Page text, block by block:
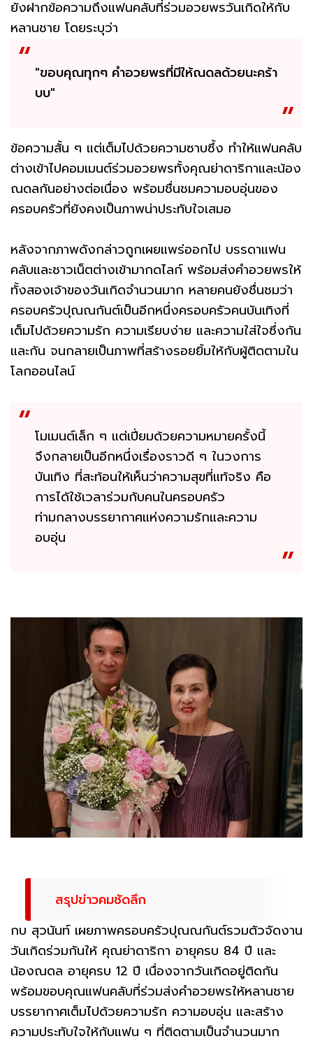
ยังฝากข้อความถึงแฟนคลับที่ร่วมอวยพรวันเกิดให้กับ
หลานชาย โดยระบุว่า
"ขอบคุณทุกๆ คำอวยพรที่มีให้ณดลด้วยนะคร้า
บบ"
ข้อความสั้น ๆ แต่เต็มไปด้วยความซาบซึ้ง ทำให้แฟนคลับ
ต่างเข้าไปคอมเมนต์ร่วมอวยพรทั้งคุณย่าดาริกาและน้อง
ณดลกันอย่างต่อเนื่อง พร้อมชื่นชมความอบอุ่นของ
ครอบครัวที่ยังคงเป็นภาพน่าประทับใจเสมอ
หลังจากภาพดังกล่าวถูกเผยแพร่ออกไป บรรดาแฟน
คลับและชาวเน็ตต่างเข้ามากดไลก์ พร้อมส่งคำอวยพรให้
ทั้งสองเจ้าของวันเกิดจำนวนมาก หลายคนยังชื่นชมว่า
ครอบครัวปุณณกันต์เป็นอีกหนึ่งครอบครัวคนบันเทิงที่
เต็มไปด้วยความรัก ความเรียบง่าย และความใส่ใจซึ่งกัน
และกัน จนกลายเป็นภาพที่สร้างรอยยิ้มให้กับผู้ติดตามใน
โลกออนไลน์
โมเมนต์เล็ก ๆ แต่เปี่ยมด้วยความหมายครั้งนี้
จึงกลายเป็นอีกหนึ่งเรื่องราวดี ๆ ในวงการ
บันเทิง ที่สะท้อนให้เห็นว่าความสุขที่แท้จริง คือ
การได้ใช้เวลาร่วมกับคนในครอบครัว
ท่ามกลางบรรยากาศแห่งความรักและความ
อบอุ่น
สรุปข่าวคมชัดลึก
กบ สุวนันท์ เผยภาพครอบครัวปุณณกันต์รวมตัวจัดงาน
วันเกิดร่วมกันให้ คุณย่าดาริกา อายุครบ 84 ปี และ
น้องณดล อายุครบ 12 ปี เนื่องจากวันเกิดอยู่ติดกัน
พร้อมขอบคุณแฟนคลับที่ร่วมส่งคำอวยพรให้หลานชาย
บรรยากาศเต็มไปด้วยความรัก ความอบอุ่น และสร้าง
ความประทับใจให้กับแฟน ๆ ที่ติดตามเป็นจำนวนมาก